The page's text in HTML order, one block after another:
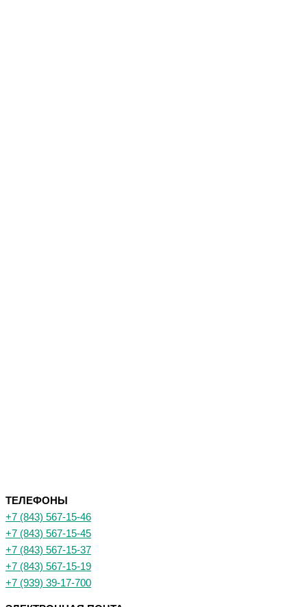
ТЕЛЕФОНЫ
+7 (843) 567-15-46
+7 (843) 567-15-45
+7 (843) 567-15-37
+7 (843) 567-15-19
+7 (939) 39-17-700